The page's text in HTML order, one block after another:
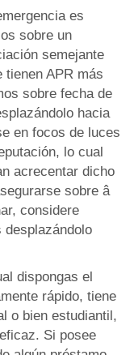
es
sobre un
semejante
tienen APR más
sobre fecha de
hacia
en focos de luces
lo cual
acrecentar dicho
sobre â
considere
dispongas el
rápido, tiene
o bien estudiantil,
Si posee